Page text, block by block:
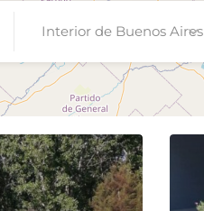
Interior de Buenos Aires